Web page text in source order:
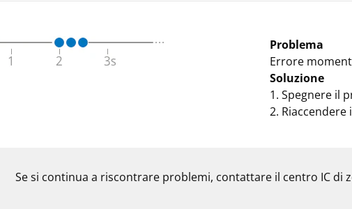
Problema
Errore
Soluzione
1. Spegnere il
2. Riaccendere
Se si continua a riscontrare problemi, contattare il centro IC di